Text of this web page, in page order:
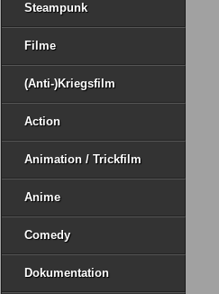
Steampunk
Filme
(Anti-)Kriegsfilm
Action
Animation / Trickfilm
Anime
Comedy
Dokumentation